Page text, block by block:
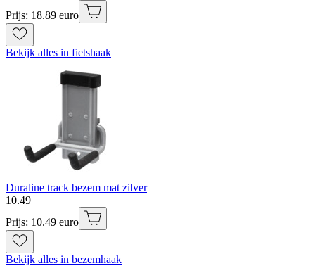
Prijs: 18.89 euro
Bekijk alles in fietshaak
Duraline track bezem mat zilver
10.49
Prijs: 10.49 euro
Bekijk alles in bezemhaak